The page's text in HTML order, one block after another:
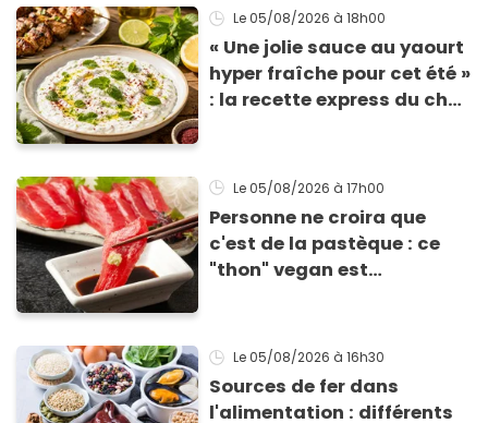
Le 05/08/2026 à 18h00
« Une jolie sauce au yaourt
hyper fraîche pour cet été »
: la recette express du chef
grillades
Le 05/08/2026 à 17h00
Personne ne croira que
c'est de la pastèque : ce
"thon" vegan est
Le 05/08/2026 à 16h30
Sources de fer dans
l'alimentation : différents